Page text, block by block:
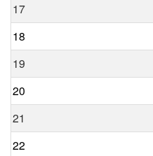
17
18
19
20
21
22